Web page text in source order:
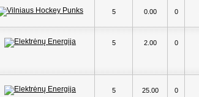
5 0.00 0
5 2.00 0
5 25.00 0